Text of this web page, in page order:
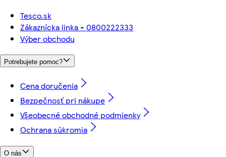
Tesco.sk
Zákaznícka linka - 0800222333
Výber obchodu
Potrebujete pomoc?
Cena doručenia
Bezpečnosť pri nákupe
Všeobecné obchodné podmienky
Ochrana súkromia
O nás